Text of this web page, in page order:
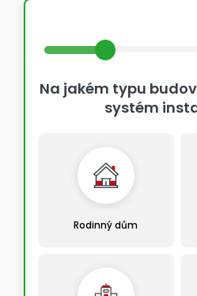
Na jakém typu
systém
Rodinný dům